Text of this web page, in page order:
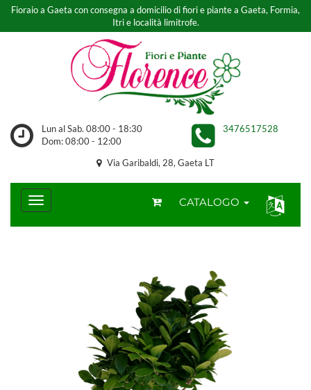
Fioraio a Gaeta con consegna a domicilio di fiori e piante a Gaeta, Formia,
Itri e località limitrofe.
Lun al Sab. 08:00 - 18:30
Dom: 08:00 - 12:00
3476517528
Via Garibaldi, 28, Gaeta LT
CATALOGO